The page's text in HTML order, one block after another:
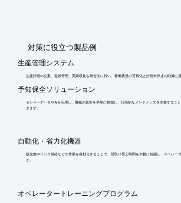
​対策に役立つ製品例
生産管理システム
生産計画の立案、進捗管理、実績収集を統合的に行い、稼働状況の可視化と計画外停止の削減に貢
予知保全ソリューション
センサーデータやAIを活用し、機械の異常を早期に検知し、計画的なメンテナンスを支援するこ
ぎます。
自動化・省力化機器
版交換やインク供給などの作業を自動化することで、段取り替え時間を大幅に短縮し、オペレー
す。
オペレータートレーニングプログラム